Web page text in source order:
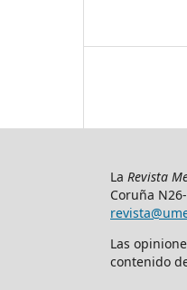
La Revista
Coruña
Las
contenido